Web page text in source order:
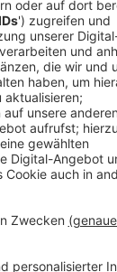
NRW.
auf die A3
A57 nach Köln